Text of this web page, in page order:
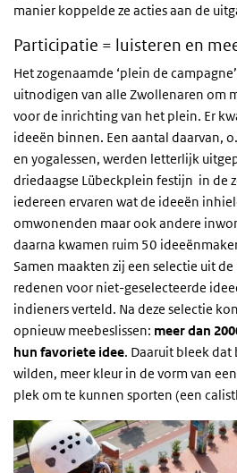
manier koppelde ze acties aan de
Participatie = luisteren en
Het zogenaamde ‘plein de
uitnodigen van alle Zwollenaren om
voor de inrichting van het plein. Er
ideeën binnen. Een aantal daarvan,
en yogalessen, werden letterlijk
driedaagse Lübeckplein festijn in de
iedereen ervaren wat de ideeën
omwonenden maar ook andere
daarna kwamen ruim 50
Samen maakten zij een selectie uit
redenen voor niet-geselecteerde
indieners verteld. Na deze selectie
opnieuw meebeslissen: meer dan
hun favoriete idee. Daaruit bleek dat
wilden, meer kleur in de vorm van
plek om te kunnen sporten (een